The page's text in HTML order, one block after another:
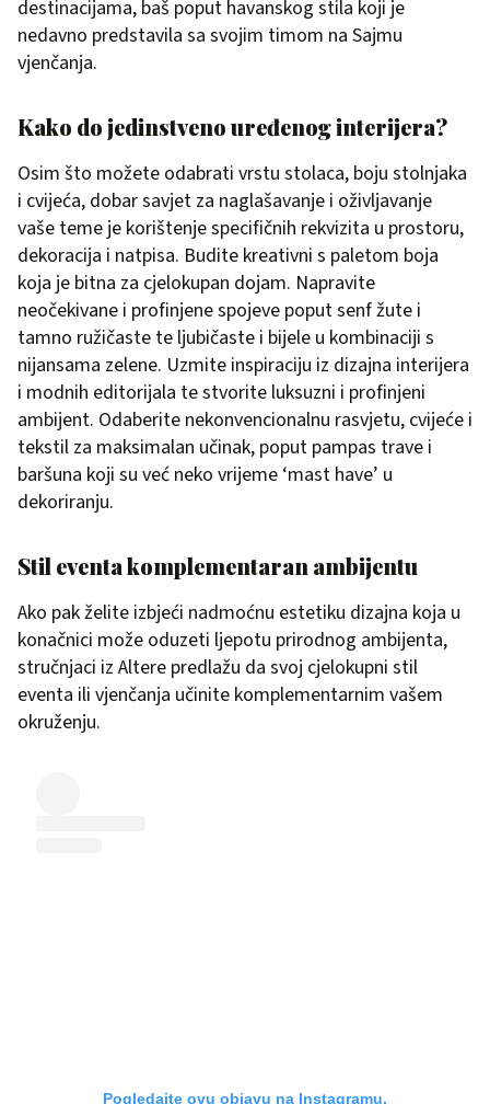
destinacijama, baš poput havanskog stila koji je
nedavno predstavila sa svojim timom na Sajmu
vjenčanja.
Kako do jedinstveno uređenog interijera?
Osim što možete odabrati vrstu stolaca, boju stolnjaka
i cvijeća, dobar savjet za naglašavanje i oživljavanje
vaše teme je korištenje specifičnih rekvizita u prostoru,
dekoracija i natpisa. Budite kreativni s paletom boja
koja je bitna za cjelokupan dojam. Napravite
neočekivane i profinjene spojeve poput senf žute i
tamno ružičaste te ljubičaste i bijele u kombinaciji s
nijansama zelene. Uzmite inspiraciju iz dizajna interijera
i modnih editorijala te stvorite luksuzni i profinjeni
ambijent. Odaberite nekonvencionalnu rasvjetu, cvijeće i
tekstil za maksimalan učinak, poput pampas trave i
baršuna koji su već neko vrijeme ‘mast have’ u
dekoriranju.
Stil eventa komplementaran ambijentu
Ako pak želite izbjeći nadmoćnu estetiku dizajna koja u
konačnici može oduzeti ljepotu prirodnog ambijenta,
stručnjaci iz Altere predlažu da svoj cjelokupni stil
eventa ili vjenčanja učinite komplementarnim vašem
okruženju.
Pogledajte ovu objavu na Instagramu.